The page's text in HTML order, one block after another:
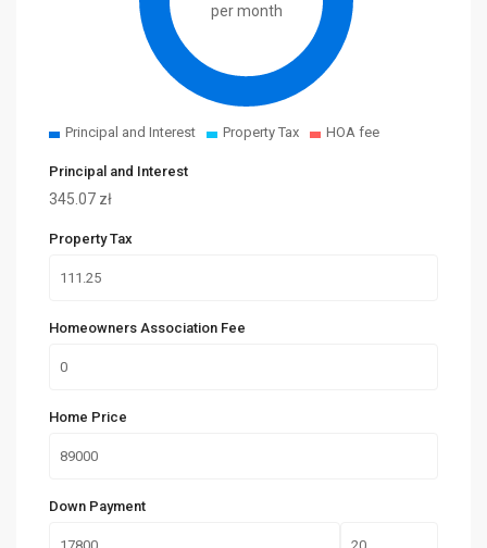
per month
Principal and Interest Property Tax HOA fee
Principal and Interest
345.07 zł
Property Tax
Homeowners Association Fee
Home Price
Down Payment